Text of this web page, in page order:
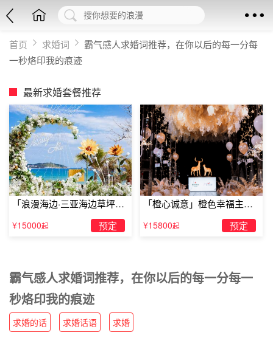
首页 求婚词
霸气感人求婚词推荐，在你以后的每一分每
一秒烙印我的痕迹
最新求婚套餐推荐
「浪漫海边·三亚海边草坪浪
漫求婚」
¥15000起 预定
「橙心诚意」橙色幸福主题
露台求婚
¥15800起 预定
霸气感人求婚词推荐，在你以后的每一分每一
秒烙印我的痕迹
求婚的话 求婚话语 求婚